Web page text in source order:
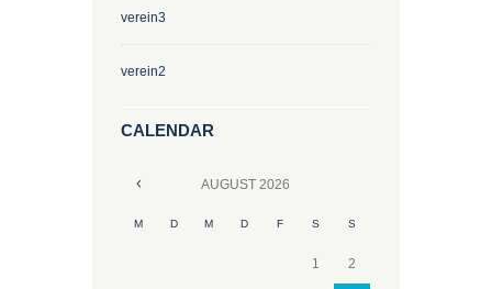
verein3
verein2
CALENDAR
AUGUST 2026
M D M D F S S
1 2